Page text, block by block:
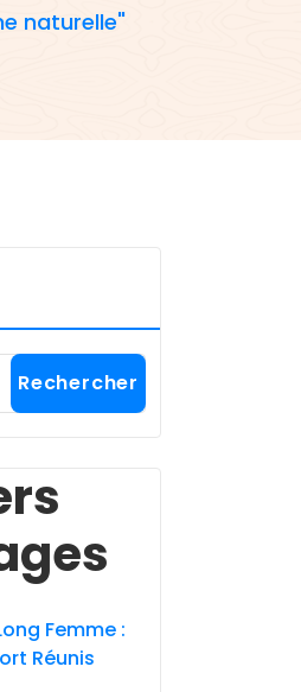
naturelle"
Rechercher
Femme :
Réunis